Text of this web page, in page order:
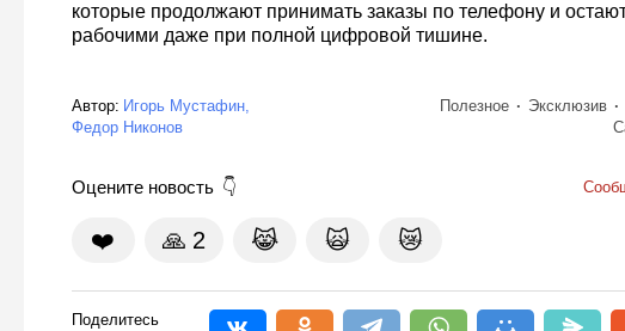
которые продолжают принимать заказы по телефону и
рабочими даже при полной цифровой тишине.
Автор: Игорь Мустафин
Федор Никонов
Полезное Эксклюзив
Оцените новость
❤️ 🙏 2 😹 🙀 😿
Поделитесь